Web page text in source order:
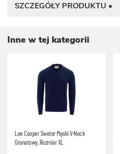
SZCZEGÓŁY PRODUKTU •
Inne w tej kategorii
Lee Cooper Sweter Męski V-Neck
Granatowy, Rozmiar XL